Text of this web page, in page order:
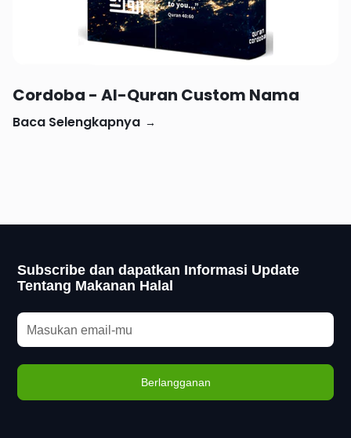
Cordoba - Al-Quran Custom Nama
Baca Selengkapnya →
Subscribe dan dapatkan Informasi Update
Tentang Makanan Halal